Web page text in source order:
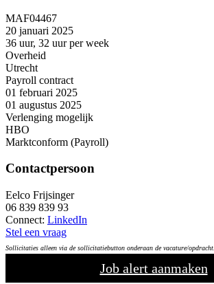
MAF04467
20 januari 2025
36 uur, 32 uur per week
Overheid
Utrecht
Payroll contract
01 februari 2025
01 augustus 2025
Verlenging mogelijk
HBO
Marktconform (Payroll)
Contactpersoon
Eelco Frijsinger
06 839 839 93
Connect: LinkedIn
Stel een vraag
Sollicitaties alleen via de sollicitatiebutton onderaan de vacature/opdracht.
Job alert aanmaken